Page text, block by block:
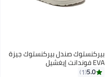
بيركنستوك صندل بيركنستوك جيزة
EVA فوندانت إيغشيل
5.0
1